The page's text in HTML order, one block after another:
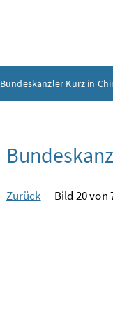
Bundeskanzler Kurz in
Zurück Bild 20 von